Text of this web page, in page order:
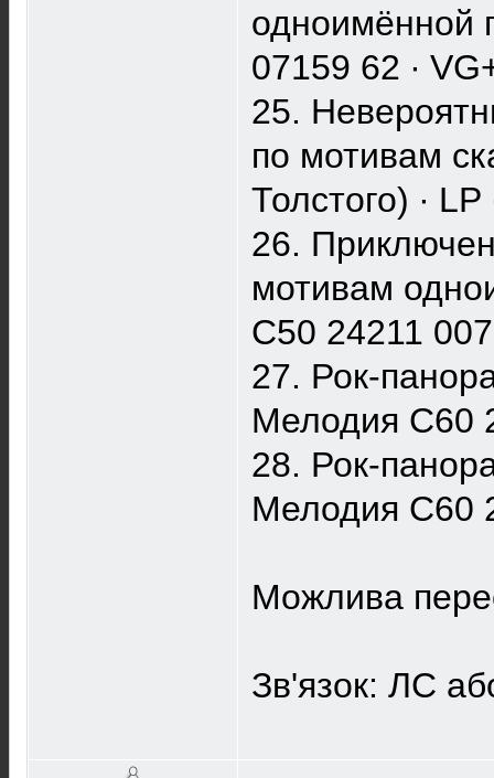
одноимённой
07159 62 ∙
25.
по мотивам
Толстого) ∙
26.
мотивам
С50 24211 007
27. Рок-
Мелодия C60
28. Рок-
Мелодия C60
Можлива
Зв'язок: ЛС